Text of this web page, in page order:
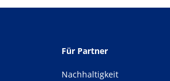
Für Partner
Nachhaltigkeit